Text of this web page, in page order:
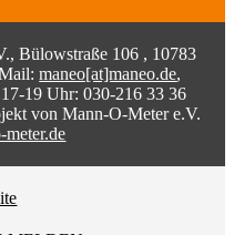
Bülowstraße 106 , 10783
Mail:maneo[at]maneo.de,
19 Uhr: 030-216 33 36
von Mann-O-Meter e.V.